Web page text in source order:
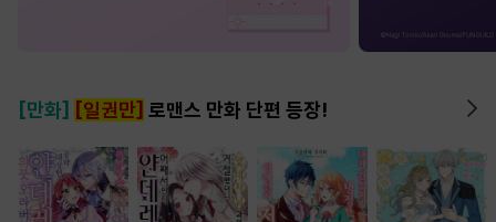
[만화] [일권만] 로맨스 만화 단편 등장!